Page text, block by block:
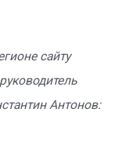
сайту
Антонов: